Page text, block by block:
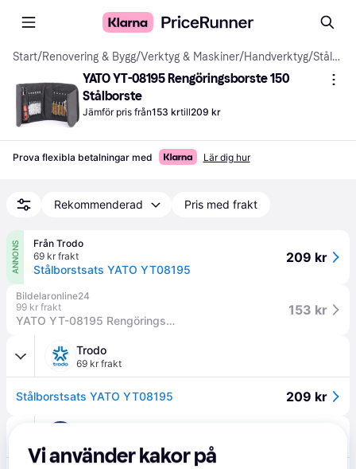
Start/Renovering & Bygg/Verktyg & Maskiner/Handverktyg/ Stålborste
YATO YT-08195 Rengöringsborste 150
Stålborste
Jämför pris från153 krtill209 kr
Prova flexibla betalningar med Lär dig hur
Rekommenderad Pris med frakt
ANNONS
Från Trodo
69 kr frakt
Stålborstsats YATO YT08195
209 kr
Bildelaronline24
99 kr frakt
YATO YT-08195 Rengöringsborste L: 150mm
153 kr
Trodo
69 kr frakt
Stålborstsats YATO YT08195 209 kr
Vi använder kakor på